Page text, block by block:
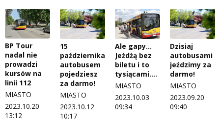
BP Tour
nadal nie
prowadzi
kursów na
linii 112
MIASTO
2023.10.20
13:12
15
października
autobusem
pojedziesz
za darmo!
MIASTO
2023.10.12
10:17
Ale gapy…
Jeżdżą bez
biletu i to
tysiącami....
MIASTO
2023.10.03
09:34
Dzisiaj
autobusami
jeździmy za
darmo!
MIASTO
2023.09.20
09:40